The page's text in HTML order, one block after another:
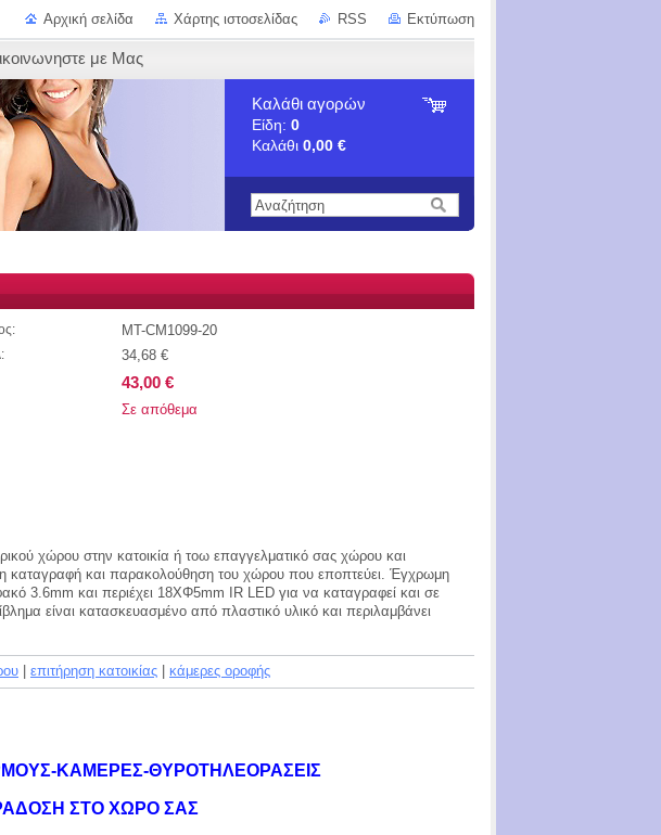
Αρχική σελίδα Χάρτης ιστοσελίδας RSS Εκτύπωση
με Μας
Καλάθι αγορών
Είδη: 0
Καλάθι 0,00 €
MT-CM1099-20
34,68 €
43,00 €
Σε απόθεμα
χώρου στην κατοικία ή τοω επαγγελματικό σας χώρου και
καταγραφή και παρακολούθηση του χώρου που εποπτεύει. Έγχρωμη
3.6mm και περιέχει 18ΧΦ5mm IR LED για να καταγραφεί και σε
είναι κατασκευασμένο από πλαστικό υλικό και περιλαμβάνει
επιτήρηση κατοικίας κάμερες οροφής
ΚΑΜΕΡΕΣ-ΘΥΡΟΤΗΛΕΟΡΑΣΕΙΣ
ΣΤΟ ΧΩΡΟ ΣΑΣ